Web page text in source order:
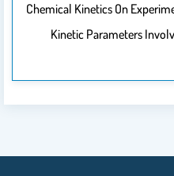
Chemical Kinetics On
Kinetic Parameters